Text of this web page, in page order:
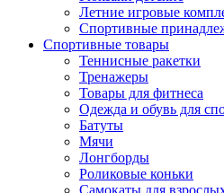
Летние игровые
Спортивные
Спортивные товары
Теннисные ракетки
Тренажеры
Товары для фитнеса
Одежда и обувь для
Батуты
Мячи
Лонгборды
Роликовые коньки
Самокаты для